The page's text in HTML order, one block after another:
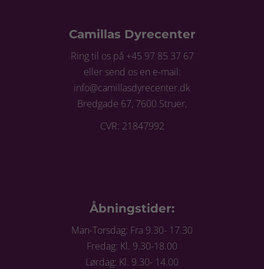
Camillas Dyrecenter
Ring til os på +45 97 85 37 67
eller send os en e-mail:
info@camillasdyrecenter.dk
Bredgade 67, 7600 Struer,
CVR: 21847992
Åbningstider:
Man-Torsdag: Fra 9.30- 17.30
Fredag: Kl. 9.30-18.00
Lørdag: Kl. 9.30- 14.00